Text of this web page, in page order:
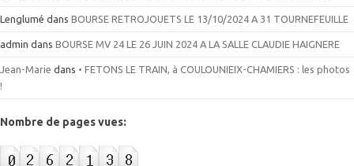
Lenglumé dans BOURSE RETROJOUETS LE 13/10/2024 A 31 TOURNEFEUILLE
admin dans BOURSE MV 24 LE 26 JUIN 2024 A LA SALLE CLAUDIE HAIGNERE
Jean-Marie dans • FETONS LE TRAIN, à COULOUNIEIX-CHAMIERS : les photos
!
Nombre de pages vues: